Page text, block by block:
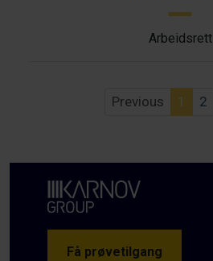
Arbeidsrett
Previous 1 2
Få prøvetilgang